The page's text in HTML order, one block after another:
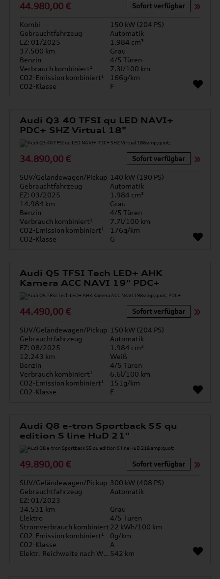
44.980,00 € Sofort verfügbar
Kombi
150 kW (204 PS)
Gebrauchtfahrzeug
Automatik
EZ: 01/2025
1.984 cm³
37.500 km
Grau
Benzin
4/5 Türen
Verbrauch kombiniert¹
7.3l/100 km
CO2-Emission kombiniert¹
166g/km
CO2-Klasse
F
Audi Q3 40 TFSI qu LED NAVI+
PDC+ SHZ Virtual 18"
34.890,00 € Sofort verfügbar
SUV/Geländewagen/Pickup 140 kW (190 PS)
Gebrauchtfahrzeug
Automatik
EZ: 03/2025
1.984 cm³
14.984 km
Grau
Benzin
4/5 Türen
Verbrauch kombiniert¹
7.7l/100 km
CO2-Emission kombiniert¹
176g/km
CO2-Klasse
G
Audi Q5 TFSI Tech LED+ AHK
Kamera ACC NAVI 19" PDC+
44.490,00 € Sofort verfügbar
SUV/Geländewagen/Pickup 150 kW (204 PS)
Gebrauchtfahrzeug
Automatik
EZ: 08/2025
1.984 cm³
12.243 km
Weiß
Benzin
4/5 Türen
Verbrauch kombiniert¹
6.6l/100 km
CO2-Emission kombiniert¹
151g/km
CO2-Klasse
E
Audi Q8 e-tron Sportback 55 qu
edition S line HuD 21"
49.890,00 € Sofort verfügbar
SUV/Geländewagen/Pickup 300 kW (408 PS)
Gebrauchtfahrzeug
Automatik
EZ: 01/2023
34.531 km
Grau
Elektro
4/5 Türen
Stromverbrauch kombiniert22 kWh/100 km
CO2-Emission kombiniert¹
0g/km
CO2-Klasse
A
Elektr. Reichweite nach WLTP* 542 km